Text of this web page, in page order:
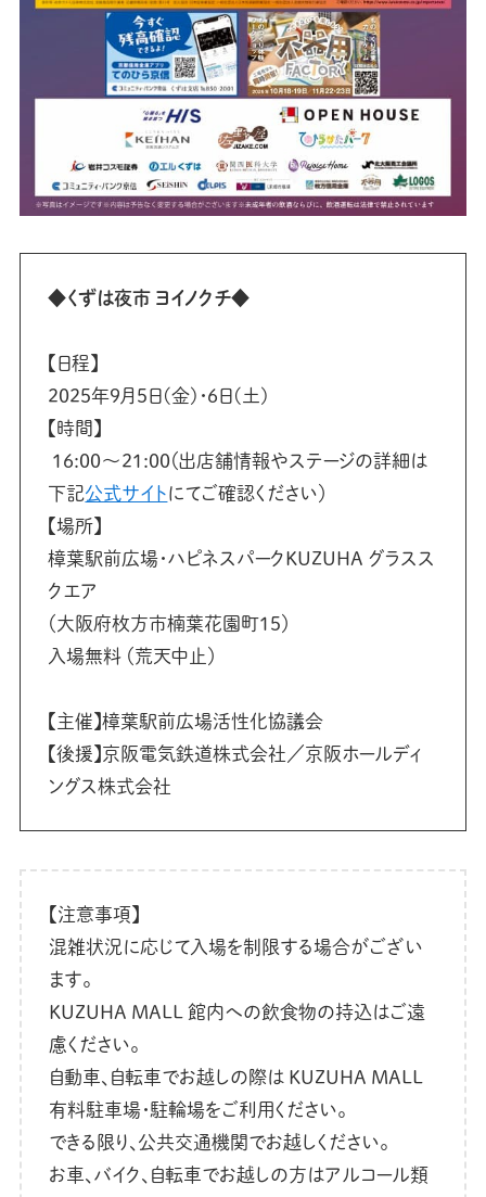
◆くずは夜市 ヨイノクチ◆
【日程】
2025年9月5日(金)・6日(土)
【時間】
16:00～21:00（出店舗情報やステージの詳細は
下記公式サイトにてご確認ください）
【場所】
樟葉駅前広場・ハピネスパークKUZUHA グラスス
クエア
（大阪府枚方市楠葉花園町15）
入場無料 （荒天中止）
【主催】樟葉駅前広場活性化協議会
【後援】京阪電気鉄道株式会社／京阪ホールディ
ングス株式会社
【注意事項】
混雑状況に応じて入場を制限する場合がござい
ます。
KUZUHA MALL 館内への飲食物の持込はご遠
慮ください。
自動車、自転車でお越しの際は KUZUHA MALL
有料駐車場・駐輪場をご利用ください。
できる限り、公共交通機関でお越しください。
お車、バイク、自転車でお越しの方はアルコール類